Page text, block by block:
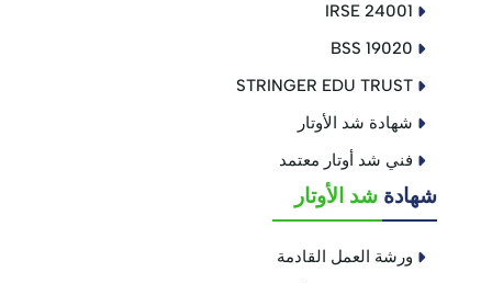
IRSE 24001
BSS 19020
STRINGER EDU TRUST
شهادة شد الأوتار
فني شد أوتار معتمد
شهادة شد الأوتار
ورشة العمل القادمة